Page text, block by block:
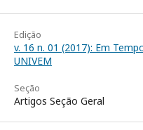
Edição
v. 16 n. 01 (2017): Em
UNIVEM
Seção
Artigos Seção Geral